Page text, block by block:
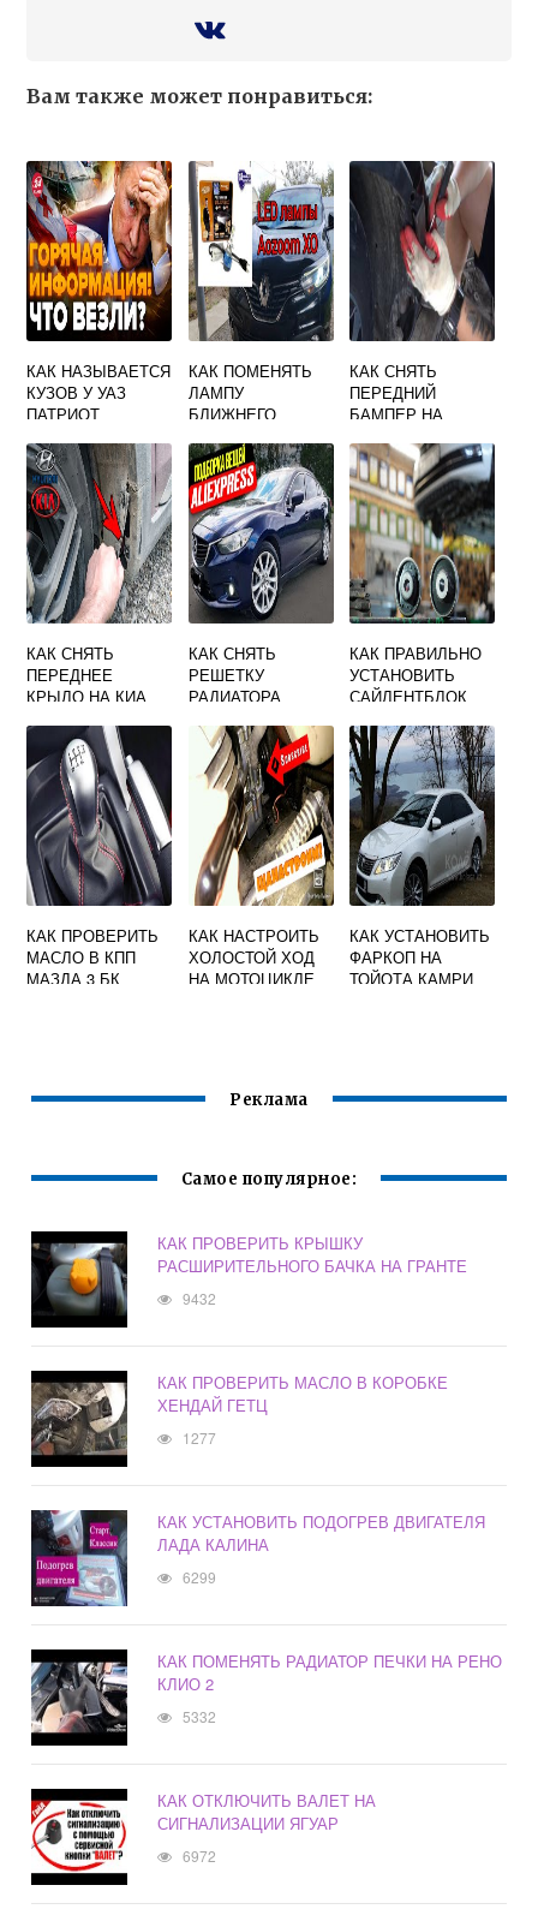
Вам также может понравиться:
КАК НАЗЫВАЕТСЯ
КУЗОВ У УАЗ
ПАТРИОТ
КАК ПОМЕНЯТЬ
ЛАМПУ
БЛИЖНЕГО
КОЛЕОС
КАК СНЯТЬ
ПЕРЕДНИЙ
БАМПЕР НА
КАК СНЯТЬ
ПЕРЕДНЕЕ
КРЫЛО НА КИА
КАК СНЯТЬ
РЕШЕТКУ
РАДИАТОРА
КАК ПРАВИЛЬНО
УСТАНОВИТЬ
САЙЛЕНТБЛОК
РЫЧАГА ХОНДА
ФИТ
КАК ПРОВЕРИТЬ
МАСЛО В КПП
МАЗДА 3 БК
КАК НАСТРОИТЬ
ХОЛОСТОЙ ХОД
НА МОТОЦИКЛЕ
КАК УСТАНОВИТЬ
ФАРКОП НА
ТОЙОТА КАМРИ
Реклама
Самое популярное:
КАК ПРОВЕРИТЬ КРЫШКУ
РАСШИРИТЕЛЬНОГО БАЧКА НА ГРАНТЕ
9432
КАК ПРОВЕРИТЬ МАСЛО В КОРОБКЕ
ХЕНДАЙ ГЕТЦ
1277
КАК УСТАНОВИТЬ ПОДОГРЕВ ДВИГАТЕЛЯ
ЛАДА КАЛИНА
6299
КАК ПОМЕНЯТЬ РАДИАТОР ПЕЧКИ НА РЕНО
КЛИО 2
5332
КАК ОТКЛЮЧИТЬ ВАЛЕТ НА
СИГНАЛИЗАЦИИ ЯГУАР
6972